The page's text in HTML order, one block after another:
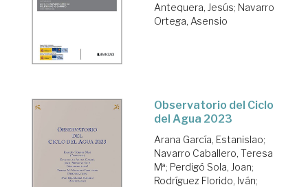
Antequera, Jesús; Navarro
Ortega, Asensio
Observatorio del Ciclo
del Agua 2023
Arana García, Estanislao;
Navarro Caballero, Teresa
Mª; Perdigó Sola, Joan;
Rodríguez Florido, Iván;